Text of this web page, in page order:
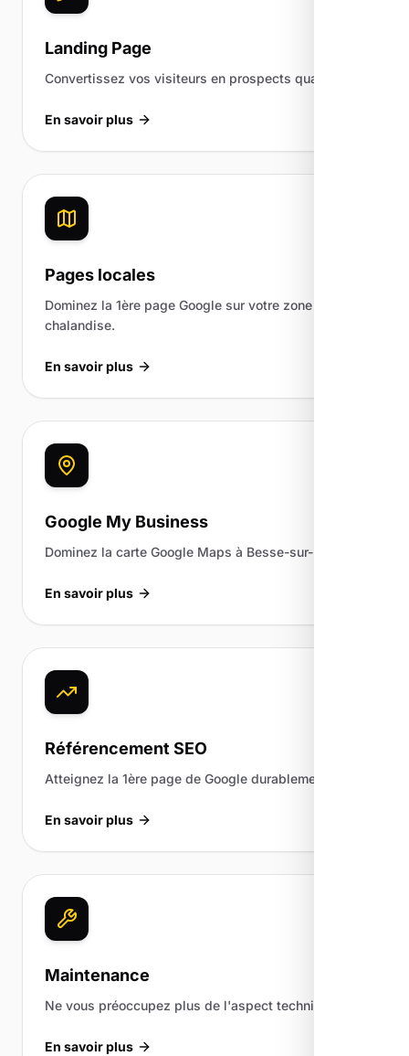
Landing Page
Convertissez vos visiteurs en prospects qualifiés.
En savoir plus
Pages locales
Dominez la 1ère page Google sur votre zone de
chalandise.
En savoir plus
Google My Business
Dominez la carte Google Maps à Besse-sur-Issole.
En savoir plus
Référencement SEO
Atteignez la 1ère page de Google durablement.
En savoir plus
Maintenance
Ne vous préoccupez plus de l'aspect technique.
En savoir plus